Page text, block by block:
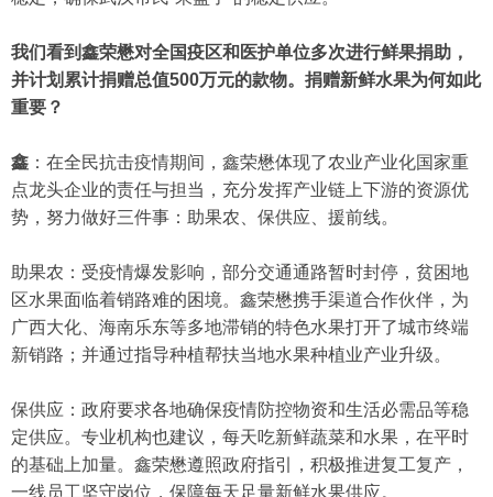
我们看到鑫荣懋对全国疫区和医护单位多次进行鲜果捐助，
并计划累计捐赠总值500万元的款物。捐赠新鲜水果为何如此
重要？
鑫 ：在全民抗击疫情期间，鑫荣懋体现了农业产业化国家重
点龙头企业的责任与担当，充分发挥产业链上下游的资源优
势，努力做好三件事：助果农、保供应、援前线。
助果农：受疫情爆发影响，部分交通通路暂时封停，贫困地
区水果面临着销路难的困境。鑫荣懋携手渠道合作伙伴，为
广西大化、海南乐东等多地滞销的特色水果打开了城市终端
新销路；并通过指导种植帮扶当地水果种植业产业升级。
保供应：政府要求各地确保疫情防控物资和生活必需品等稳
定供应。专业机构也建议，每天吃新鲜蔬菜和水果，在平时
的基础上加量。鑫荣懋遵照政府指引，积极推进复工复产，
一线员工坚守岗位，保障每天足量新鲜水果供应。